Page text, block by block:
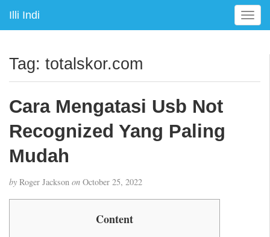
Illi Indi
T
o
e
Tag: totalskor.com
Cara Mengatasi Usb Not
Recognized Yang Paling
Mudah
by Roger Jackson on October 25, 2022
Content